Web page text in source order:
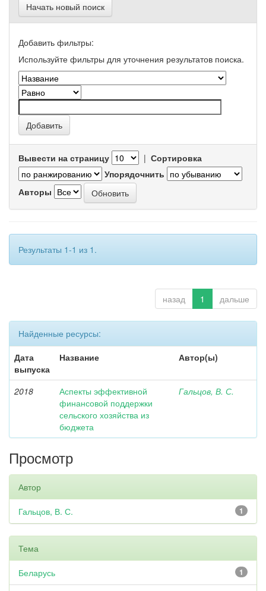
Начать новый поиск
Добавить фильтры:
Используйте фильтры для уточнения результатов поиска.
Вывести на страницу | Сортировка
Упорядочнить
Авторы
Результаты 1-1 из 1.
назад 1 дальше
Найденные ресурсы:
Дата
выпуска
Название Автор(ы)
2018
Аспекты эффективной
финансовой поддержки
сельского хозяйства из
бюджета
Гальцов, В. С.
Просмотр
Автор
1
Гальцов, В. С.
Тема
1
Беларусь